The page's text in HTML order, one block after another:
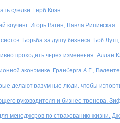
сделки. Герб Коэн
коучинг. Игорь Вагин, Павла Рипинская
Борьба за душу бизнеса. Боб Лутц
проходить через изменения. Аллан
экономике. Гранберга А.Г.,
делают разумные люди, чтобы
руководителя и бизнес-тренера.
менеджеров по страхованию жизни.